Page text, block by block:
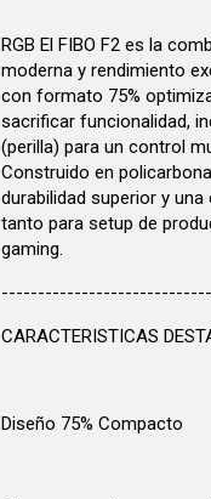
RGB El FIBO F2 es la
moderna y rendimiento
con formato 75%
sacrificar funcionalidad,
(perilla) para un control
Construido en
durabilidad superior y
tanto para setup de
gaming.
CARACTERISTICAS
Diseño 75% Compacto